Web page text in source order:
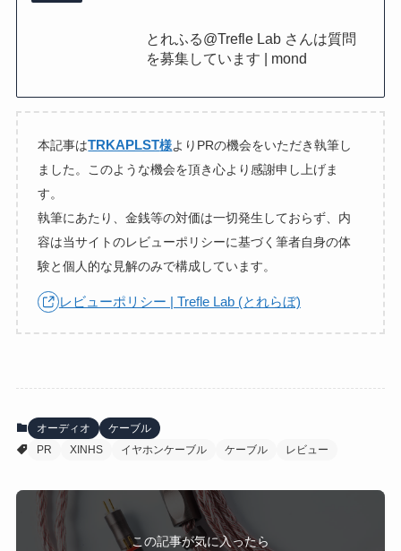
とれふる@Trefle Lab さんは質問
を募集しています | mond
本記事はTRKAPLST様よりPRの機会をいただき執筆し
ました。このような機会を頂き心より感謝申し上げま
す。
執筆にあたり、金銭等の対価は一切発生しておらず、内
容は当サイトのレビューポリシーに基づく筆者自身の体
験と個人的な見解のみで構成しています。
レビューポリシー | Trefle Lab (とれらぼ)
オーディオ
ケーブル
PR
XINHS イヤホンケーブル ケーブル レビュー
この記事が気に入ったら